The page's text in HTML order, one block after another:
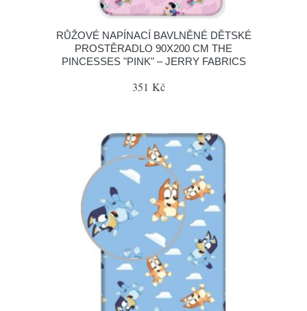
RŮŽOVÉ NAPÍNACÍ BAVLNĚNÉ DĚTSKÉ
PROSTĚRADLO 90X200 CM THE
PINCESSES "PINK" – JERRY FABRICS
351 Kč